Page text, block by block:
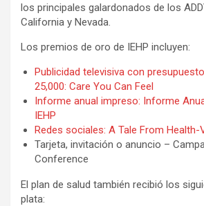
los principales galardonados de los
California y Nevada.
Los premios de oro de IEHP incluyen:
Publicidad televisiva con
25,000: Care You Can Feel
Informe anual impreso: Informe
IEHP
Redes sociales: A Tale From Health-
Tarjeta, invitación o anuncio –
Conference
El plan de salud también recibió los
plata: